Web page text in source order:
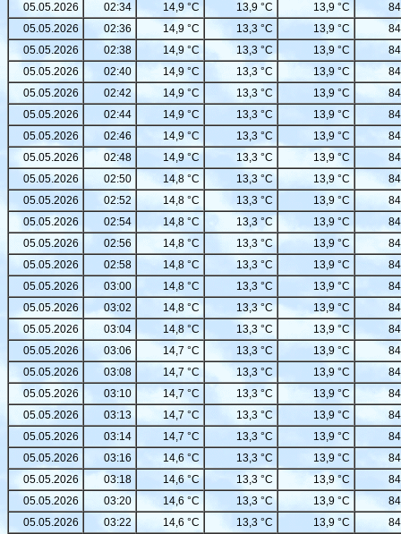
05.05.2026
02:34 14,9 °C 13,9 °C 13,9 °C
05.05.2026
02:36 14,9 °C 13,3 °C 13,9 °C
05.05.2026
02:38 14,9 °C 13,3 °C 13,9 °C
05.05.2026
02:40 14,9 °C 13,3 °C 13,9 °C
05.05.2026
02:42 14,9 °C 13,3 °C 13,9 °C
05.05.2026
02:44 14,9 °C 13,3 °C 13,9 °C
05.05.2026
02:46 14,9 °C 13,3 °C 13,9 °C
05.05.2026
02:48 14,9 °C 13,3 °C 13,9 °C
05.05.2026
02:50 14,8 °C 13,3 °C 13,9 °C
05.05.2026
02:52 14,8 °C 13,3 °C 13,9 °C
05.05.2026
02:54 14,8 °C 13,3 °C 13,9 °C
05.05.2026
02:56 14,8 °C 13,3 °C 13,9 °C
05.05.2026
02:58 14,8 °C 13,3 °C 13,9 °C
05.05.2026
03:00 14,8 °C 13,3 °C 13,9 °C
05.05.2026
03:02 14,8 °C 13,3 °C 13,9 °C
05.05.2026
03:04 14,8 °C 13,3 °C 13,9 °C
05.05.2026
03:06 14,7 °C 13,3 °C 13,9 °C
05.05.2026
03:08 14,7 °C 13,3 °C 13,9 °C
05.05.2026
03:10 14,7 °C 13,3 °C 13,9 °C
05.05.2026
03:13 14,7 °C 13,3 °C 13,9 °C
05.05.2026
03:14 14,7 °C 13,3 °C 13,9 °C
05.05.2026
03:16 14,6 °C 13,3 °C 13,9 °C
05.05.2026
03:18 14,6 °C 13,3 °C 13,9 °C
05.05.2026
03:20 14,6 °C 13,3 °C 13,9 °C
05.05.2026
03:22 14,6 °C 13,3 °C 13,9 °C